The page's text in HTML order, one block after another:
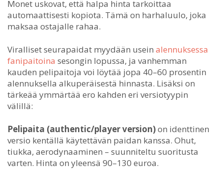
Monet uskovat, että halpa hinta tarkoittaa
automaattisesti kopiota. Tämä on harhaluulo, joka
maksaa ostajalle rahaa.
Viralliset seurapaidat myydään usein alennuksessa
fanipaitoina sesongin lopussa, ja vanhemman
kauden pelipaitoja voi löytää jopa 40–60 prosentin
alennuksella alkuperäisestä hinnasta. Lisäksi on
tärkeää ymmärtää ero kahden eri versiotyypin
välillä:
Pelipaita (authentic/player version)on identtinen
versio kentällä käytettävän paidan kanssa. Ohut,
tiukka, aerodynaaminen – suunniteltu suoritusta
varten. Hinta on yleensä 90–130 euroa.